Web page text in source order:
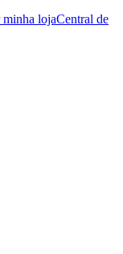
lojaCentral de